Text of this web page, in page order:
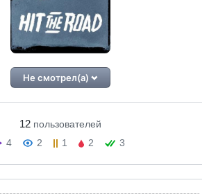
Не смотрел(а)
12 пользователей
4
2 1 2 3